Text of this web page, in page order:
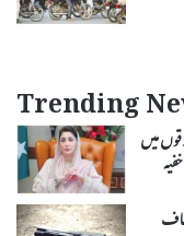
Trending
میں